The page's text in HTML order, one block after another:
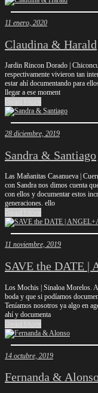
11 enero, 2020
Claudina & Harald
Jardin Rincon Dorado |
respectivamente vivieron tan
estar ahí documentando para
llegar a ese moment
28 diciembre, 2019
Sandra & Santiago
Las Mañanitas Casanueva |
con Sandra nos dimos cuenta
con ellos y documentar estos
generaciones. ello
11 noviembre, 2019
SAVE the DATE |
Los Mochis | Sinaloa Morelos.
boda y que si podíamos
Teníamos nosotros ya algo en
ahí y documenta
14 octubre, 2019
Fernanda &